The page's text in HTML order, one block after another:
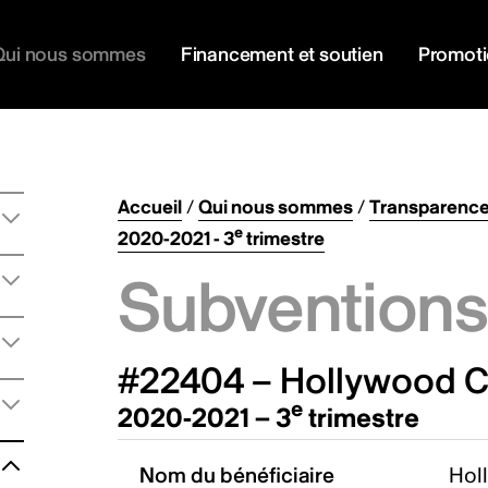
nous sommes Financement et soutien
Accueil/Qui nous sommes/
2020-2021 - 3etrimestre
#22404 – Hollywood
2020-2021 – 3e trimestre
Nom du bénéficiaire